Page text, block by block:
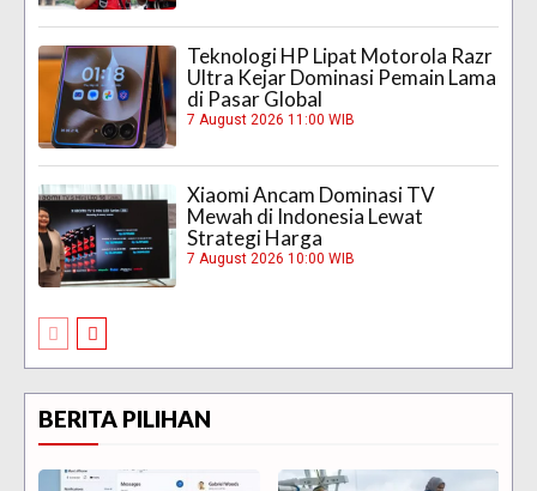
Teknologi HP Lipat Motorola Razr
Ultra Kejar Dominasi Pemain Lama
di Pasar Global
7 August 2026 11:00 WIB
Xiaomi Ancam Dominasi TV
Mewah di Indonesia Lewat
Strategi Harga
7 August 2026 10:00 WIB
BERITA PILIHAN